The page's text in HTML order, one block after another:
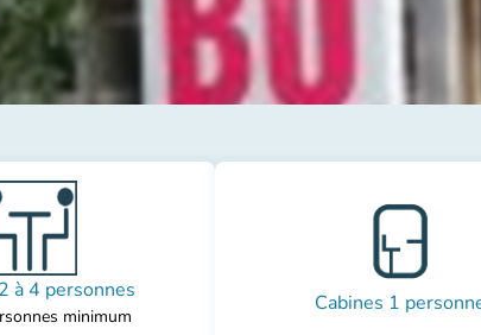
à 4 personnes
minimum
Cabines 1